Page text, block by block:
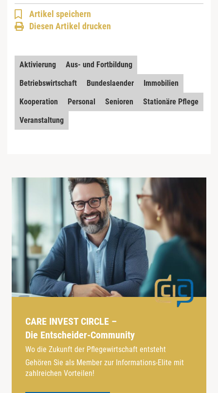
Artikel speichern
Diesen Artikel drucken
Aktivierung
Aus- und Fortbildung
Betriebswirtschaft
Bundeslaender
Immobilien
Kooperation
Personal Senioren
Stationäre Pflege
Veranstaltung
CARE INVEST CIRCLE –
Die Entscheider-Community
Wo die Zukunft der Pflegewirtschaft entsteht
Gehören Sie als Member zur Informations-Elite mit
zahlreichen Vorteilen!